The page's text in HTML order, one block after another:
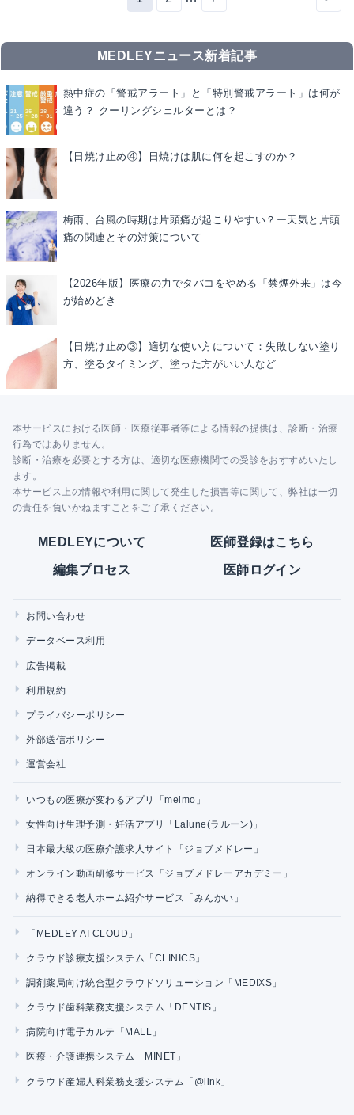
MEDLEYニュース新着記事
熱中症の「警戒アラート」と「特別警戒アラート」は何が
違う？ クーリングシェルターとは？
【日焼け止め④】日焼けは肌に何を起こすのか？
梅雨、台風の時期は片頭痛が起こりやすい？ー天気と片頭
痛の関連とその対策について
【2026年版】医療の力でタバコをやめる「禁煙外来」は今
が始めどき
【日焼け止め③】適切な使い方について：失敗しない塗り
方、塗るタイミング、塗った方がいい人など
本サービスにおける医師・医療従事者等による情報の提供は、診断・治療
行為ではありません。
診断・治療を必要とする方は、適切な医療機関での受診をおすすめいたし
ます。
本サービス上の情報や利用に関して発生した損害等に関して、弊社は一切
の責任を負いかねますことをご了承ください。
MEDLEYについて 医師登録はこちら
編集プロセス 医師ログイン
お問い合わせ
データベース利用
広告掲載
利用規約
プライバシーポリシー
外部送信ポリシー
運営会社
いつもの医療が変わるアプリ「melmo」
女性向け生理予測・妊活アプリ「Lalune(ラルーン)」
日本最大級の医療介護求人サイト「ジョブメドレー」
オンライン動画研修サービス「ジョブメドレーアカデミー」
納得できる老人ホーム紹介サービス「みんかい」
「MEDLEY AI CLOUD」
クラウド診療支援システム「CLINICS」
調剤薬局向け統合型クラウドソリューション「MEDIXS」
クラウド歯科業務支援システム「DENTIS」
病院向け電子カルテ「MALL」
医療・介護連携システム「MINET」
クラウド産婦人科業務支援システム「@link」